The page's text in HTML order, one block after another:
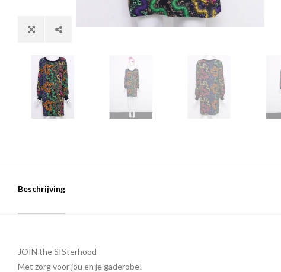
Beschrijving
JOIN the SISterhood
Met zorg voor jou en je gaderobe!